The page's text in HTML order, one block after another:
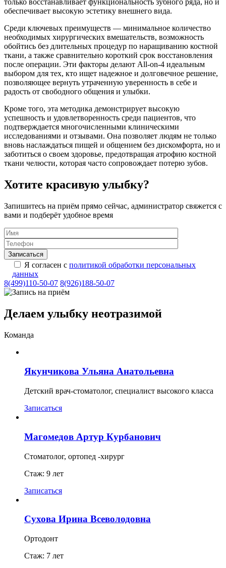
только восстанавливает функциональность зубного ряда, но и
обеспечивает высокую эстетику внешнего вида.
Среди ключевых преимуществ — минимальное количество
необходимых хирургических вмешательств, возможность
обойтись без длительных процедур по наращиванию костной
ткани, а также сравнительно короткий срок восстановления
после операции. Эти факторы делают All-on-4 идеальным
выбором для тех, кто ищет надежное и долговечное решение,
позволяющее вернуть утраченную уверенность в себе и
радость от свободного общения и улыбки.
Кроме того, эта методика демонстрирует высокую
успешность и удовлетворенность среди пациентов, что
подтверждается многочисленными клиническими
исследованиями и отзывами. Она позволяет людям не только
вновь наслаждаться пищей и общением без дискомфорта, но и
заботиться о своем здоровье, предотвращая атрофию костной
ткани челюсти, которая часто сопровождает потерю зубов.
Хотите красивую улыбку?
Запишитесь на приём прямо сейчас, администратор свяжется с
вами и подберёт удобное время
Я согласен с политикой обработки персональных
данных
8(499)110-50-07 8(926)188-50-07
Делаем улыбку неотразимой
Команда
Якунчикова Ульяна Анатольевна
Детский врач-стоматолог, специалист высокого класса
Записаться
Магомедов Артур Курбанович
Стоматолог, ортопед -хирург
Стаж: 9 лет
Записаться
Сухова Ирина Всеволодовна
Ортодонт
Стаж: 7 лет